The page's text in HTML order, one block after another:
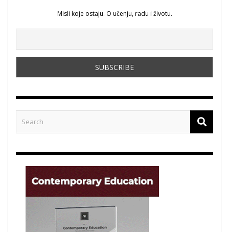
Misli koje ostaju. O učenju, radu i životu.